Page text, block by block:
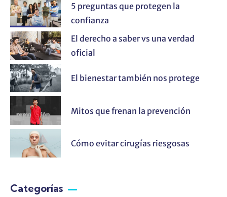
5 preguntas que protegen la
confianza
El derecho a saber vs una verdad
oficial
El bienestar también nos protege
Mitos que frenan la prevención
Cómo evitar cirugías riesgosas
Categorías